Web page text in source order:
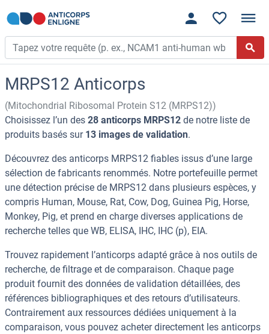
MRPS12 Anticorps
(Mitochondrial Ribosomal Protein S12 (MRPS12))
Choisissez l’un des 28 anticorps MRPS12 de notre liste de
produits basés sur 13 images de validation.
Découvrez des anticorps MRPS12 fiables issus d’une large
sélection de fabricants renommés. Notre portefeuille permet
une détection précise de MRPS12 dans plusieurs espèces, y
compris Human, Mouse, Rat, Cow, Dog, Guinea Pig, Horse,
Monkey, Pig, et prend en charge diverses applications de
recherche telles que WB, ELISA, IHC, IHC (p), EIA.
Trouvez rapidement l’anticorps adapté grâce à nos outils de
recherche, de filtrage et de comparaison. Chaque page
produit fournit des données de validation détaillées, des
références bibliographiques et des retours d’utilisateurs.
Contrairement aux ressources dédiées uniquement à la
comparaison, vous pouvez acheter directement les anticorps